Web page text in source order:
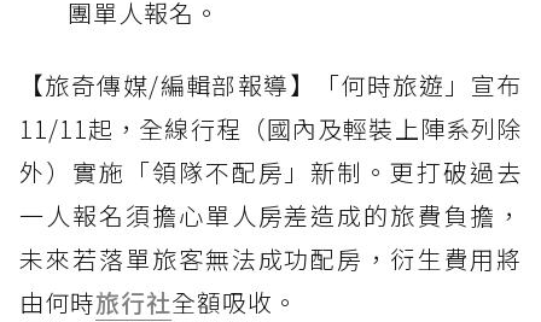
團單人報名。
【旅奇傳媒/編輯部報導】「何時旅遊」宣布
11/11起，全線行程（國內及輕裝上陣系列除
外）實施「領隊不配房」新制。更打破過去
一人報名須擔心單人房差造成的旅費負擔，
未來若落單旅客無法成功配房，衍生費用將
由何時旅行社全額吸收。